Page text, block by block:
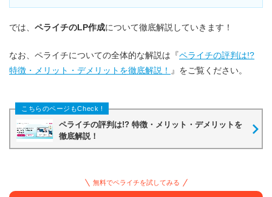
では、 ペライチのLP作成について徹底解説していきます！
なお、ペライチについての全体的な解説は『ペライチの評判は!?
特徴・メリット・デメリットを徹底解説！ 』をご覧ください。
ペライチの評判は!? 特徴・メリット・デメリットを
徹底解説！
無料でペライチを試してみる